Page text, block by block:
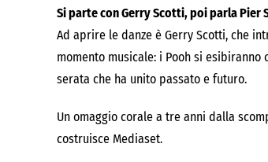
Si parte con Gerry Scotti, poi parla Pier
Ad aprire le danze è Gerry Scotti, che
momento musicale: i Pooh si
serata che ha unito passato e futuro.
Un omaggio corale a tre anni dalla
costruisce Mediaset.